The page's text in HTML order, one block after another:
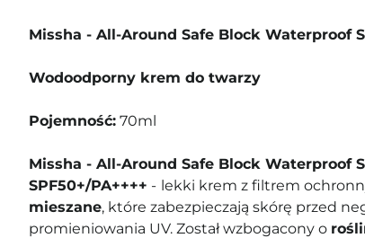
Missha - All-Around Safe Block Waterproof
Wodoodporny krem do twarzy
Pojemność: 70ml
Missha - All-Around Safe Block Waterproof
SPF50+/PA++++ - lekki krem z filtrem
mieszane, które zabezpieczają skórę przed
promieniowania UV. Został wzbogacony o